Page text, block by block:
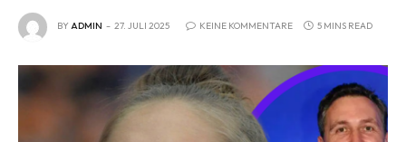
BYADMIN 27. JULI 2025 KEINE KOMMENTARE 5 MINS READ